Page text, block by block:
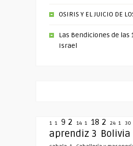
OSIRIS Y EL JUICIO DE
Las Bendiciones de las
Israel
1 1 9 2 14 1 18 2 24 1 30
aprendiz 3 Bolivia